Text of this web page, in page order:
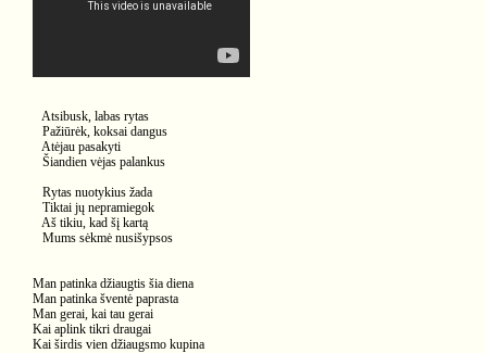
Atsibusk, labas rytas
Pažiūrėk, koksai dangus
Atėjau pasakyti
Šiandien vėjas palankus
Rytas nuotykius žada
Tiktai jų nepramiegok
Aš tikiu, kad šį kartą
Mums sėkmė nusišypsos
Man patinka džiaugtis šia diena
Man patinka šventė paprasta
Man gerai, kai tau gerai
Kai aplink tikri draugai
Kai širdis vien džiaugsmo kupina